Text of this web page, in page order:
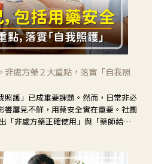
非處方藥２大重點，落實「自我照
照護」已成重要課題。然而，日常非必
響屢見不鮮，用藥安全實在重要。社團
「非處方藥正確使用」與「藥師給